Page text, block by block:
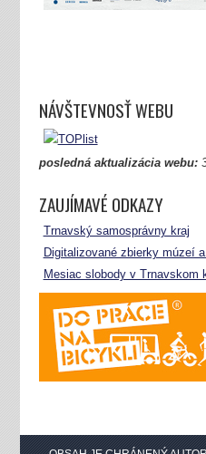
NÁVŠTEVNOSŤ WEBU
posledná aktualizácia webu:
ZAUJÍMAVÉ ODKAZY
Trnavský samosprávny kraj
Digitalizované zbierky múzeí
Mesiac slobody v Trnavskom